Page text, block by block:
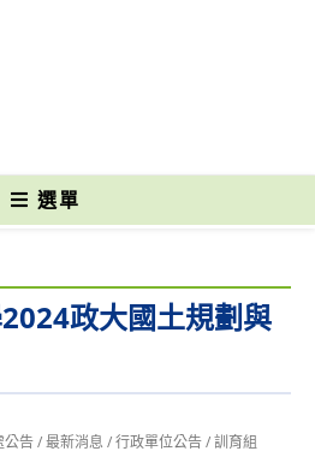
選單
政大國土規劃與
公告/最新消息 /行政單位公告/訓育組